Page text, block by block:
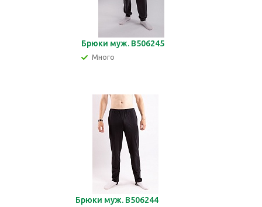
Брюки муж. В506245
Много
Брюки муж. В506244